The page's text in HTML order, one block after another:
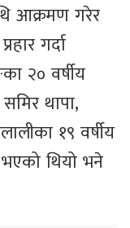
आक्रमण गरेर
गर्दा
२० वर्षीय
थापा,
१९ वर्षीय
थियो भने